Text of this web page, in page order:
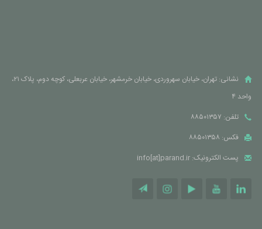
نشانی: تهران، خیابان سهروردی، خیابان خرمشهر، خیابان عربعلی، کوچه دوم، پلاک ۲۱،
واحد ۴
تلفن: ۸۸۵۰۱۳۵۷
فکس: ۸۸۵۰۱۳۵۸
پست الکترونیک: info[at]parand.ir